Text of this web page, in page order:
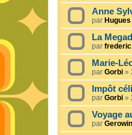
Anne
par Hugues
La
par
Marie-
par Gorbi »
Impôt
par Gorbi »
Voyage
par